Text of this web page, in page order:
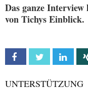
Das ganze Interview
von Tichys Einblick.
Facebook Twitter
UNTERSTÜTZUNG